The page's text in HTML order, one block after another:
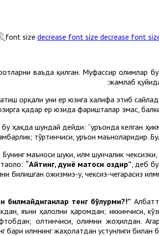
font size decrease font size
ваъда қилган. Муфассир олимлар
жамлаб
орқали уни ер юзига халифа этиб
қадар ер юзида фаришталар эмас,
ҳақда шундай дейди: “Қуръонда келган
тўртинчиси, Қуръон маъноларидир.
маъноси шуки, илм шунчалик чексизки,
“Айтинг, дунё матоси оздир” , деб
билишган ожизмиз-у, чексиз-чегарасиз
билмайдиганлар тенг бўлурми?!”
яъни ҳалолни ҳаромдан; иккинчиси,
олтинчиси, олимни жоҳилдан.
бари илмнинг жаҳолатдан устунлиги билан